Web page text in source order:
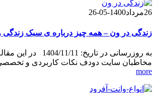
26مرداد1400-05-26
زندگی در ون – همه چیز درباره ی سبک زندگی
به روزرسانی در تاریخ:
مخاطبان سایت دودف نکات کاربردی و تخصصی
more